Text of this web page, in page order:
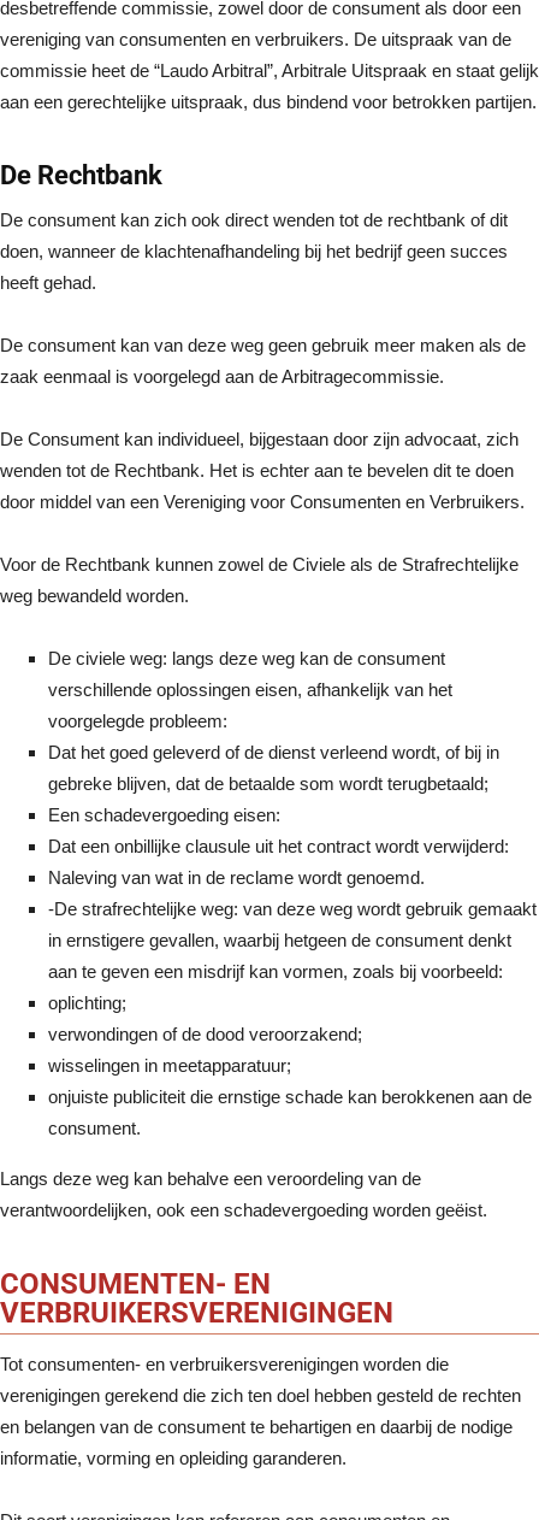
desbetreffende commissie, zowel door de consument als door een
vereniging van consumenten en verbruikers. De uitspraak van de
commissie heet de “Laudo Arbitral”, Arbitrale Uitspraak en staat gelijk
aan een gerechtelijke uitspraak, dus bindend voor betrokken partijen.
De Rechtbank
De consument kan zich ook direct wenden tot de rechtbank of dit
doen, wanneer de klachtenafhandeling bij het bedrijf geen succes
heeft gehad.
De consument kan van deze weg geen gebruik meer maken als de
zaak eenmaal is voorgelegd aan de Arbitragecommissie.
De Consument kan individueel, bijgestaan door zijn advocaat, zich
wenden tot de Rechtbank. Het is echter aan te bevelen dit te doen
door middel van een Vereniging voor Consumenten en Verbruikers.
Voor de Rechtbank kunnen zowel de Civiele als de Strafrechtelijke
weg bewandeld worden.
De civiele weg: langs deze weg kan de consument
verschillende oplossingen eisen, afhankelijk van het
voorgelegde probleem:
Dat het goed geleverd of de dienst verleend wordt, of bij in
gebreke blijven, dat de betaalde som wordt terugbetaald;
Een schadevergoeding eisen:
Dat een onbillijke clausule uit het contract wordt verwijderd:
Naleving van wat in de reclame wordt genoemd.
-De strafrechtelijke weg: van deze weg wordt gebruik gemaakt
in ernstigere gevallen, waarbij hetgeen de consument denkt
aan te geven een misdrijf kan vormen, zoals bij voorbeeld:
oplichting;
verwondingen of de dood veroorzakend;
wisselingen in meetapparatuur;
onjuiste publiciteit die ernstige schade kan berokkenen aan de
consument.
Langs deze weg kan behalve een veroordeling van de
verantwoordelijken, ook een schadevergoeding worden geëist.
CONSUMENTEN- EN
VERBRUIKERSVERENIGINGEN
Tot consumenten- en verbruikersverenigingen worden die
verenigingen gerekend die zich ten doel hebben gesteld de rechten
en belangen van de consument te behartigen en daarbij de nodige
informatie, vorming en opleiding garanderen.